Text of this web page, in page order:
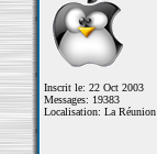
Inscrit le: 22 Oct 2003
Messages: 19383
Localisation: La Réunion